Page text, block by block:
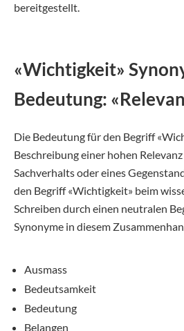
bereitgestellt.
«Wichtigkeit»
Bedeutung:
Die Bedeutung für den Begriff
Beschreibung einer hohen
Sachverhalts oder eines
den Begriff «Wichtigkeit» beim
Schreiben durch einen neutralen
Synonyme in diesem
Ausmass
Bedeutsamkeit
Bedeutung
Belangen